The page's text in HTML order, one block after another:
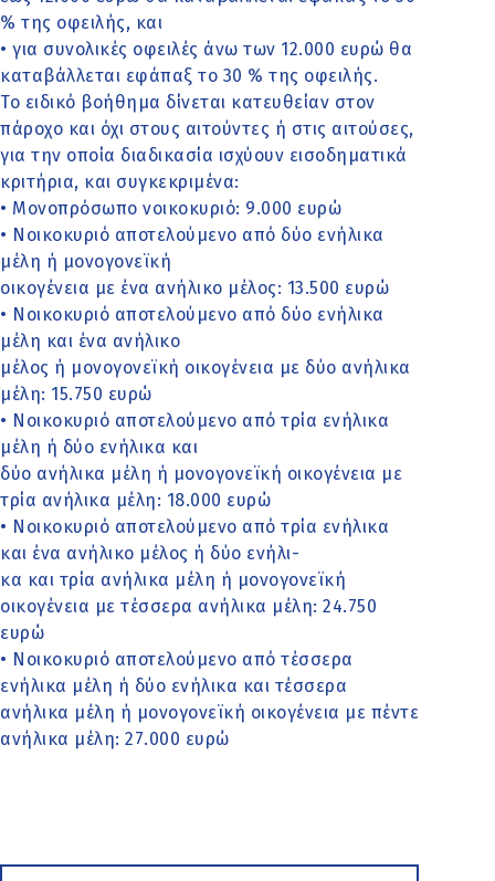
% της οφειλής, και
• για συνολικές οφειλές άνω των 12.000 ευρώ θα
καταβάλλεται εφάπαξ το 30 % της οφειλής.
Το ειδικό βοήθημα δίνεται κατευθείαν στον
πάροχο και όχι στους αιτούντες ή στις αιτούσες,
για την οποία διαδικασία ισχύουν εισοδηματικά
κριτήρια, και συγκεκριμένα:
• Μονοπρόσωπο νοικοκυριό: 9.000 ευρώ
• Νοικοκυριό αποτελούμενο από δύο ενήλικα
μέλη ή μονογονεϊκή
οικογένεια με ένα ανήλικο μέλος: 13.500 ευρώ
• Νοικοκυριό αποτελούμενο από δύο ενήλικα
μέλη και ένα ανήλικο
μέλος ή μονογονεϊκή οικογένεια με δύο ανήλικα
μέλη: 15.750 ευρώ
• Νοικοκυριό αποτελούμενο από τρία ενήλικα
μέλη ή δύο ενήλικα και
δύο ανήλικα μέλη ή μονογονεϊκή οικογένεια με
τρία ανήλικα μέλη: 18.000 ευρώ
• Νοικοκυριό αποτελούμενο από τρία ενήλικα
και ένα ανήλικο μέλος ή δύο ενήλι-
κα και τρία ανήλικα μέλη ή μονογονεϊκή
οικογένεια με τέσσερα ανήλικα μέλη: 24.750
ευρώ
• Νοικοκυριό αποτελούμενο από τέσσερα
ενήλικα μέλη ή δύο ενήλικα και τέσσερα
ανήλικα μέλη ή μονογονεϊκή οικογένεια με πέντε
ανήλικα μέλη: 27.000 ευρώ